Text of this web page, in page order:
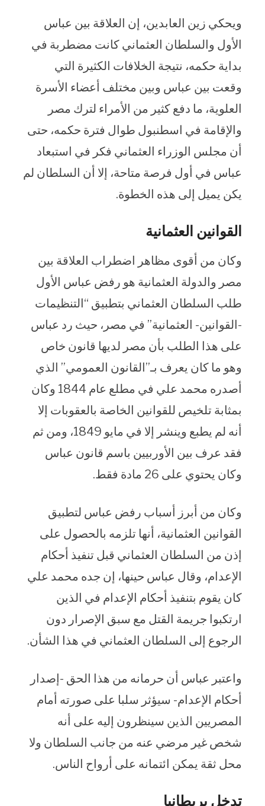
ويحكي زين العابدين، إن العلاقة بين عباس
الأول والسلطان العثماني كانت مضطربة في
بداية حكمه، نتيجة الخلافات الكثيرة التي
وقعت بين عباس وبين مختلف أعضاء الأسرة
العلوية، ما دفع كثير من الأمراء لترك مصر
والإقامة في اسطنبول طوال فترة حكمه، حتى
أن مجلس الوزراء العثماني فكر في استبعاد
عباس في أول فرصة متاحة، إلا أن السلطان لم
يكن يميل إلى هذه الخطوة.
القوانين العثمانية
وكان من أقوى مظاهر اضطراب العلاقة بين
مصر والدولة العثمانية هو رفض عباس الأول
طلب السلطان العثماني بتطبيق “التنظيمات
-القوانين- العثمانية” في مصر، حيث رد عباس
على هذا الطلب بأن مصر لديها قانون خاص
وهو ما كان يعرف بـ”القانون العمومي” الذي
أصدره محمد علي في مطلع عام 1844 وكان
بمثابة تلخيص للقوانين الخاصة بالعقوبات إلا
أنه لم يطبع وينشر إلا في مايو 1849، ومن ثم
فقد عرف بين الأوربيين باسم قانون عباس
وكان يحتوي على 26 مادة فقط.
وكان من أبرز أسباب رفض عباس لتطبيق
القوانين العثمانية، أنها تلزمه بالحصول على
إذن من السلطان العثماني قبل تنفيذ أحكام
الإعدام، وقال عباس حينها، إن جده محمد علي
كان يقوم بتنفيذ أحكام الإعدام في الذين
ارتكبوا جريمة القتل مع سبق الإصرار دون
الرجوع إلى السلطان العثماني في هذا الشأن.
واعتبر عباس أن حرمانه من هذا الحق -إصدار
أحكام الإعدام- سيؤثر سلبا على صورته أمام
المصريين الذين سينظرون إليه على أنه
شخص غير مرضي عنه من جانب السلطان ولا
محل ثقة يمكن ائتمانه على أرواح الناس.
تدخل بريطانيا